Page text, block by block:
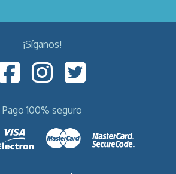
¡Síganos!
Pago 100% seguro